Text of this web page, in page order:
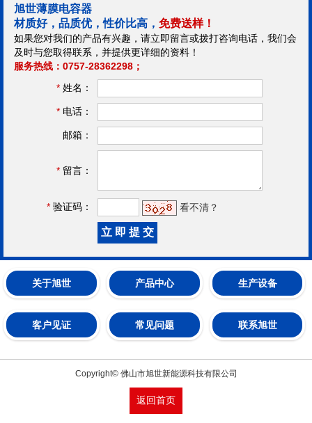
旭世薄膜电容器
材质好，品质优，性价比高， 免费送样！
如果您对我们的产品有兴趣，请立即留言或拨打咨询电话，我们会
及时与您取得联系，并提供更详细的资料！
服务热线：0757-28362298；
* 姓名：
* 电话：
邮箱：
* 留言：
* 验证码： 看不清？
关于旭世 产品中心 生产设备
客户见证 常见问题 联系旭世
Copyright© 佛山市旭世新能源科技有限公司
返回首页